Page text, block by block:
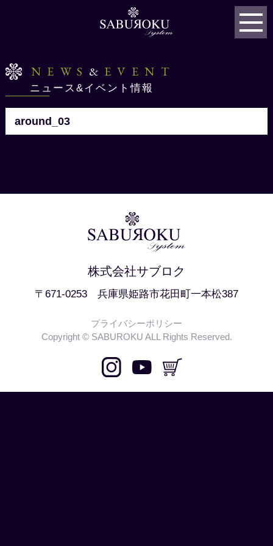
NEWS & EVENT
ニュース&イベント情報
around_03
株式会社サブロク
〒671-0253 兵庫県姫路市花田町一本松387
プライバシーポリシー
Copyright © SABUROKU ALL Rights Reserved.